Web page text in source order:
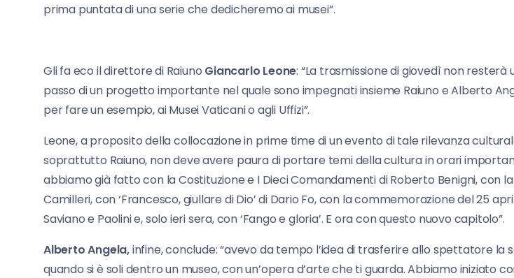
prima puntata di una serie che dedicheremo ai musei”.
Gli fa eco il direttore di Raiuno Giancarlo Leone: “La trasmissione di giovedì non resterà
passo di un progetto importante nel quale sono impegnati insieme Raiuno e Alberto
per fare un esempio, ai Musei Vaticani o agli Uffizi”.
Leone, a proposito della collocazione in prime time di un evento di tale rilevanza
soprattutto Raiuno, non deve avere paura di portare temi della cultura in orari
abbiamo già fatto con la Costituzione e I Dieci Comandamenti di Roberto Benigni, con
Camilleri, con ‘Francesco, giullare di Dio’ di Dario Fo, con la commemorazione del 25
Saviano e Paolini e, solo ieri sera, con ‘Fango e gloria’. E ora con questo nuovo capitolo”.
Alberto Angela,infine, conclude: “avevo da tempo l’idea di trasferire allo spettatore la
quando si è soli dentro un museo, con un’opera d’arte che ti guarda. Abbiamo iniziato